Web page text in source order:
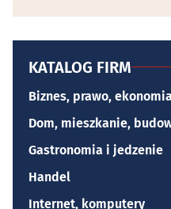
KATALOG FIRM
Biznes, prawo, ekonomia
Dom, mieszkanie,
Gastronomia i jedzenie
Handel
Internet, komputery